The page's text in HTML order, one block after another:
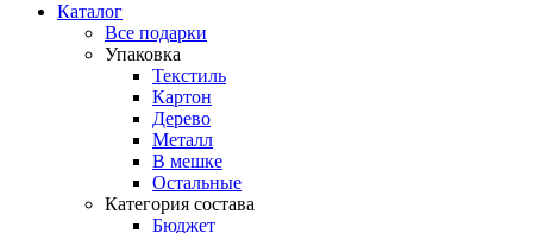
Каталог
Все подарки
Упаковка
Текстиль
Картон
Дерево
Металл
В мешке
Остальные
Категория состава
Бюджет